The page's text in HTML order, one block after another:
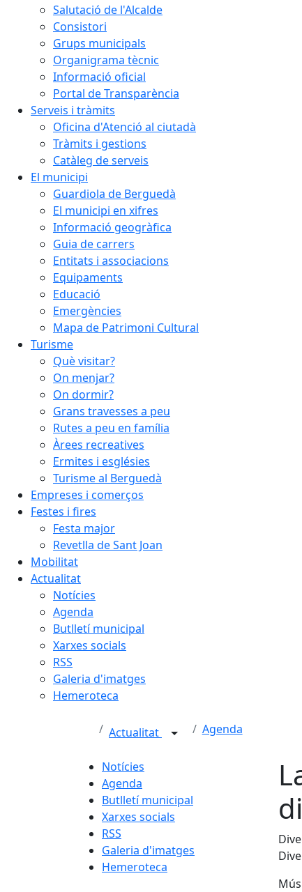
Salutació de l'Alcalde
Consistori
Grups municipals
Organigrama tècnic
Informació oficial
Portal de Transparència
Serveis i tràmits
Oficina d'Atenció al ciutadà
Tràmits i gestions
Catàleg de serveis
El municipi
Guardiola de Berguedà
El municipi en xifres
Informació geogràfica
Guia de carrers
Entitats i associacions
Equipaments
Educació
Emergències
Mapa de Patrimoni Cultural
Turisme
Què visitar?
On menjar?
On dormir?
Grans travesses a peu
Rutes a peu en família
Àrees recreatives
Ermites i esglésies
Turisme al Berguedà
Empreses i comerços
Festes i fires
Festa major
Revetlla de Sant Joan
Mobilitat
Actualitat
Notícies
Agenda
Butlletí municipal
Xarxes socials
RSS
Galeria d'imatges
Hemeroteca
Actualitat Agenda
Notícies
Agenda
Butlletí municipal
Xarxes socials
RSS
Galeria d'imatges
Hemeroteca